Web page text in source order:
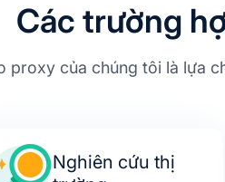
Các trường
proxy của chúng tôi là lựa
Nghiên cứu thị